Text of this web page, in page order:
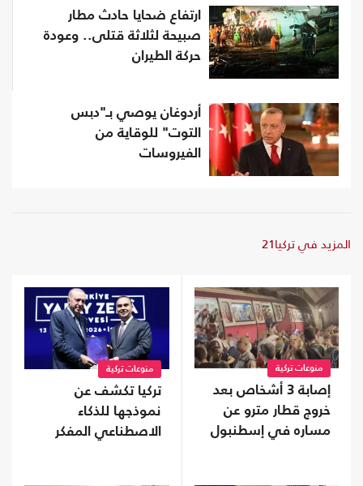
ارتفاع ضحايا حادث مطار
صبيحة لثلاثة قتلى.. وعودة
حركة الطيران
أردوغان يوصي بـ"دبس
التوت" للوقاية من
الفيروسات
المزيد في تركيا21
منوعات تركية
إصابة 3 أشخاص بعد
خروج قطار مترو عن
مساره في إسطنبول
منوعات تركية
تركيا تكشف عن
نموذجها للذكاء
الاصطناعي المفكر